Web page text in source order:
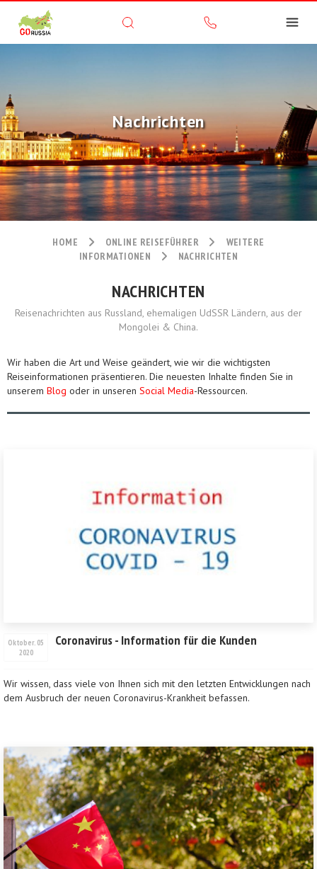
Nachrichten
HOME ONLINE REISEFÜHRER
WEITERE
INFORMATIONEN
NACHRICHTEN
NACHRICHTEN
Reisenachrichten aus Russland, ehemaligen UdSSR Ländern, aus der
Mongolei & China.
Wir haben die Art und Weise geändert, wie wir die wichtigsten
Reiseinformationen präsentieren. Die neuesten Inhalte finden Sie in
unserem Blog oder in unseren Social Media-Ressourcen.
Oktober. 05
2020
Coronavirus - Information für die Kunden
Wir wissen, dass viele von Ihnen sich mit den letzten Entwicklungen nach
dem Ausbruch der neuen Coronavirus-Krankheit befassen.